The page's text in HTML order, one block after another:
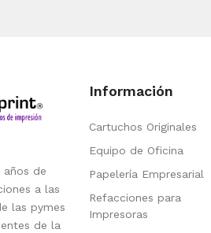
años de
a las
las pymes
de la
Información
Cartuchos Originales
Equipo de Oficina
Papelería Empresarial
Refacciones para
Impresoras